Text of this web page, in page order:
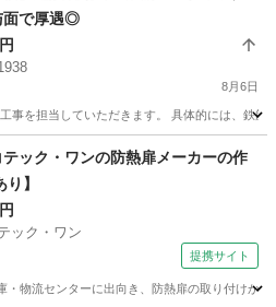
面で厚遇◎
8月6日
事を担当していただきます。 具体的には、鉄
ック・ワンの防熱扉メーカーの作
】
ック・ワン
提携サイト
・物流センターに出向き、防熱扉の取り付けか